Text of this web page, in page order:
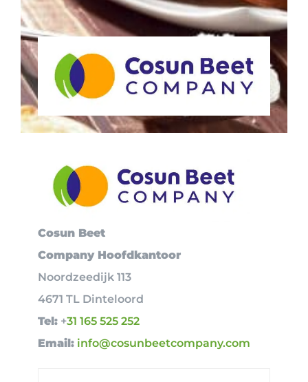
Cosun Beet
CompanyHoofdkantoor
Noordzeedijk 113
4671 TL Dinteloord
Tel: +31 165 525 252
Email: info@cosunbeetcompany.com